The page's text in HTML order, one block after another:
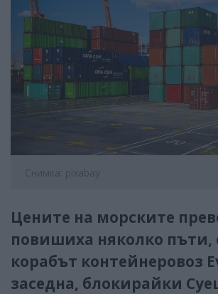
Снимка: pixabay
Цените на морските
повишиха няколко пъти,
корабът контейнеровоз
заседна, блокирайки